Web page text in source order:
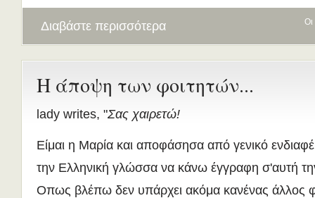
Οι
Διαβάστε περισσότερα
Η άποψη των φοιτητών...
lady writes, "Σας χαιρετώ!
Είμαι η Μαρία και αποφάσησα από γενικό
την Ελληνική γλώσσα να κάνω έγγραφη σ'αυτή
Οπως βλέπω δεν υπάρχει ακόμα κανένας άλλος